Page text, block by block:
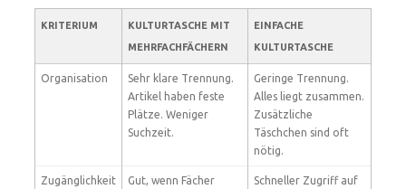
KRITERIUM
KULTURTASCHE MIT
MEHRFACHFÄCHERN
EINFACHE
KULTURTASCHE
Organisation
Sehr klare Trennung.
Artikel haben feste
Plätze. Weniger
Suchzeit.
Geringe Trennung.
Alles liegt zusammen.
Zusätzliche
Täschchen sind oft
nötig.
Zugänglichkeit
Gut, wenn Fächer
Schneller Zugriff auf